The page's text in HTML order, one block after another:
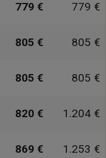
779 € 779 €
805 € 805 €
805 € 805 €
820 € 1.204 €
869 € 1.253 €